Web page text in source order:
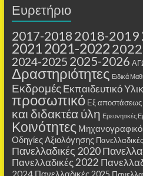
Ευρετήριο
2017-2018 2018-2019
20212021-2022
2024-2025 2025-2026
Δραστηριότητες Ειδικά
Εκδρομές Εκπαιδευτικό
προσωπικό Εξ αποστάσεως
και διδακτέα ύλη Ερευνητικές
Κοινότητες Μηχανογραφικό
Οδηγίες Αξιολόγησης
Πανελλαδικές 2020
Πανελλαδικές 2022
2024 Πανελλαδικές 2025